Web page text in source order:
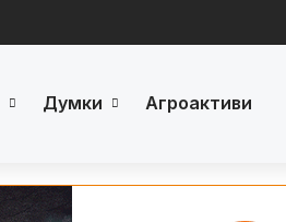
Думки Агроактиви